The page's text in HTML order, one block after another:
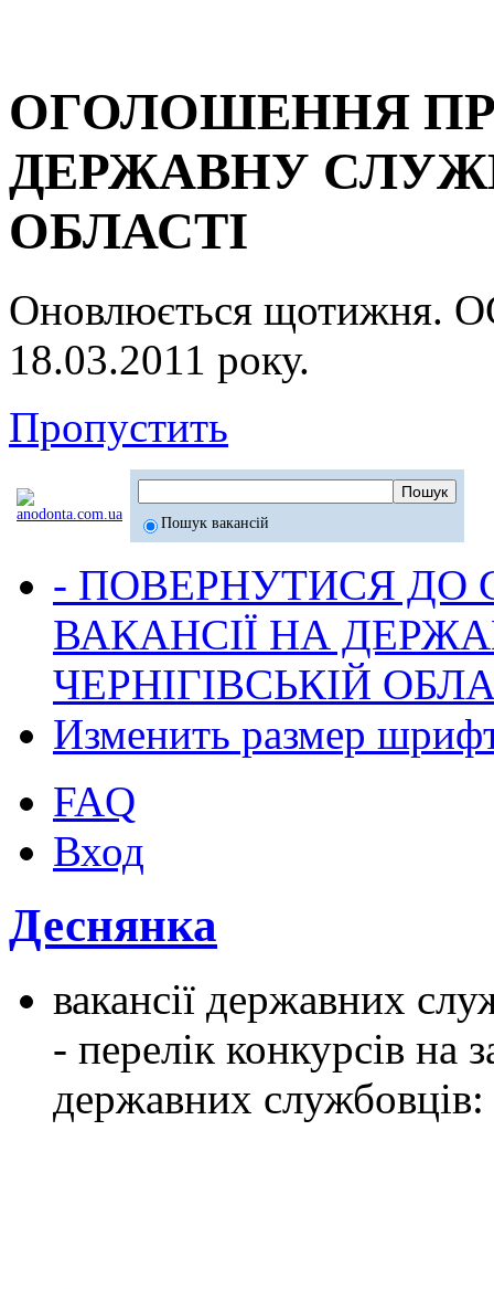
ОГОЛОШЕННЯ
ДЕРЖАВНУ
ОБЛАСТІ
Оновлюється
18.03.2011 року.
Пропустить
Пошук вакансій
- ПОВЕРНУТИСЯ ДО
ВАКАНСІЇ НА
ЧЕРНІГІВСЬКІЙ
Изменить размер
FAQ
Вход
Деснянка
вакансії державних
- перелік конкурсів на
державних службовців: